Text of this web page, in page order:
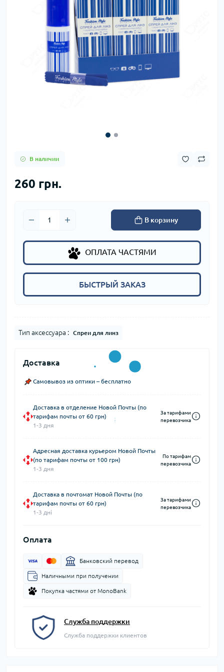
В наличии
260 грн.
В корзину
ОПЛАТА ЧАСТЯМИ
БЫСТРЫЙ ЗАКАЗ
Тип аксессуара : Спреи для линз
Доставка
Самовывоз из оптики – бесплатно
Доставка в отделение Новой Почты (по
тарифам почты от 60 грн)
1-3 дня
За тарифами
перевозчика
Адресная доставка курьером Новой Почты
(по тарифам почты от 100 грн)
1-3 дня
По тарифам
перевозчика
Доставка в почтомат Новой Почты (по
тарифам почты от 60 грн)
1-3 дні
За тарифами
перевозчика
Оплата
Банковский перевод
Наличными при получении
Покупка частями от MonoBank
Служба поддержки
Служба поддержки клиентов